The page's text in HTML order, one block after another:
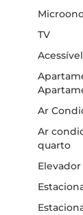
TV
Ar
Ar
quarto
Elevador